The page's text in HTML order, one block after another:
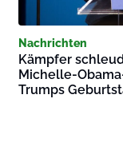
Nachrichten
Kämpfer
Michelle-
Trumps